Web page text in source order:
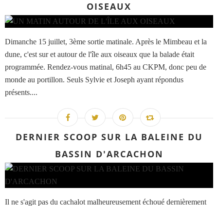
OISEAUX
Dimanche 15 juillet, 3ème sortie matinale. Après le Mimbeau et la
dune, c'est sur et autour de l'île aux oiseaux que la balade était
programmée. Rendez-vous matinal, 6h45 au CKPM, donc peu de
monde au portillon. Seuls Sylvie et Joseph ayant répondus
présents....
DERNIER SCOOP SUR LA BALEINE DU
BASSIN D'ARCACHON
Il ne s'agit pas du cachalot malheureusement échoué dernièrement